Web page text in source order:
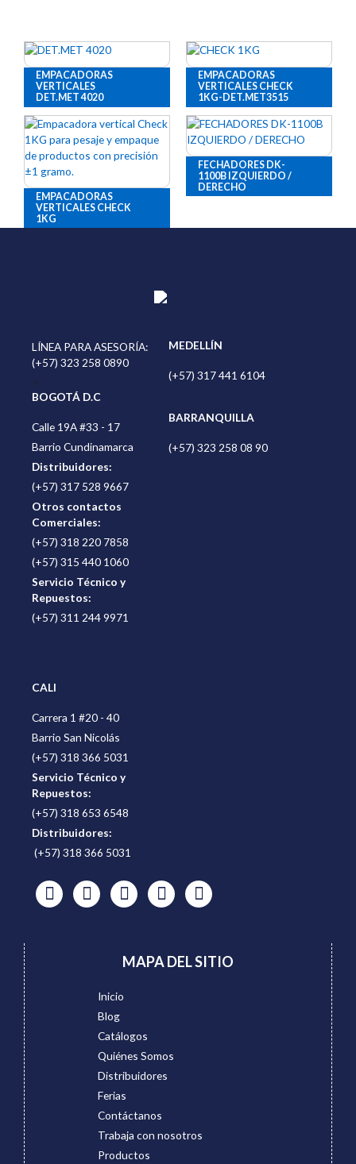
EMPACADORAS
VERTICALES
DET.MET 4020
EMPACADORAS
VERTICALES CHECK
1KG-DET.MET3515
EMPACADORAS
VERTICALES CHECK
1KG
FECHADORES DK-
1100B IZQUIERDO /
DERECHO
LÍNEA PARA ASESORÍA:
(+57) 323 258 0890
>
BOGOTÁ D.C
Calle 19A #33 - 17
Barrio Cundinamarca
Distribuidores:
(+57) 317 528 9667
Otros contactos
Comerciales:
(+57) 318 220 7858
(+57) 315 440 1060
Servicio Técnico y
Repuestos:
(+57) 311 244 9971
MEDELLÍN
(+57) 317 441 6104
BARRANQUILLA
(+57) 323 258 08 90
CALI
Carrera 1 #20 - 40
Barrio San Nicolás
(+57) 318 366 5031
Servicio Técnico y
Repuestos:
(+57) 318 653 6548
Distribuidores:
(+57) 318 366 5031
MAPA DEL SITIO
Inicio
Blog
Catálogos
Quiénes Somos
Distribuidores
Ferias
Contáctanos
Trabaja con nosotros
Productos